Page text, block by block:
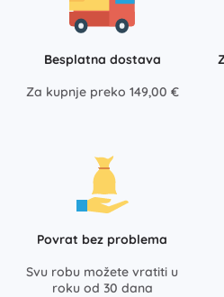
Besplatna dostava
Za kupnje preko 149,00 €
Povrat bez problema
Svu robu možete vratiti u
roku od 30 dana